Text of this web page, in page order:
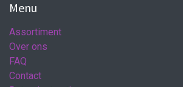
Menu
Assortiment
Over ons
FAQ
Contact